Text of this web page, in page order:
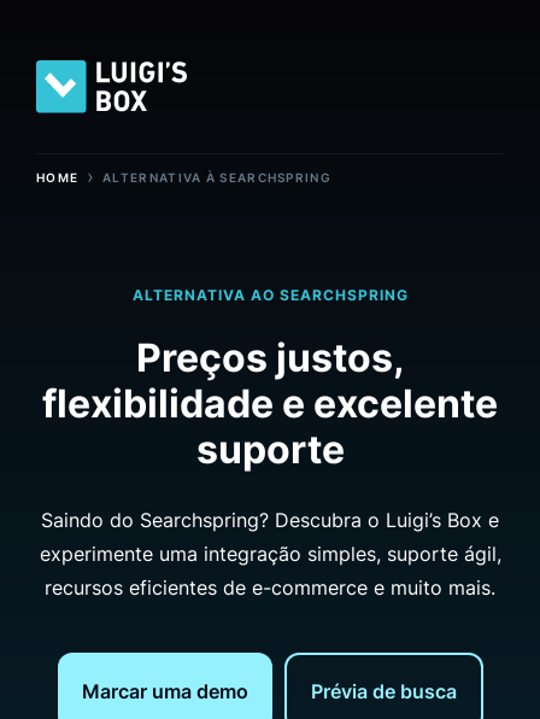
HOME ›ALTERNATIVA À SEARCHSPRING
ALTERNATIVA AO SEARCHSPRING
Preços justos,
flexibilidade e excelente
suporte
Saindo do Searchspring? Descubra o Luigi’s Box e
experimente uma integração simples, suporte ágil,
recursos eficientes de e-commerce e muito mais.
Marcar uma demo Prévia de busca